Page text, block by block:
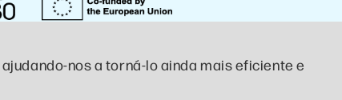
nos a torná-lo ainda mais eficiente e